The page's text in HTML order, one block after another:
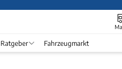
Ratgeber Fahrzeugmarkt